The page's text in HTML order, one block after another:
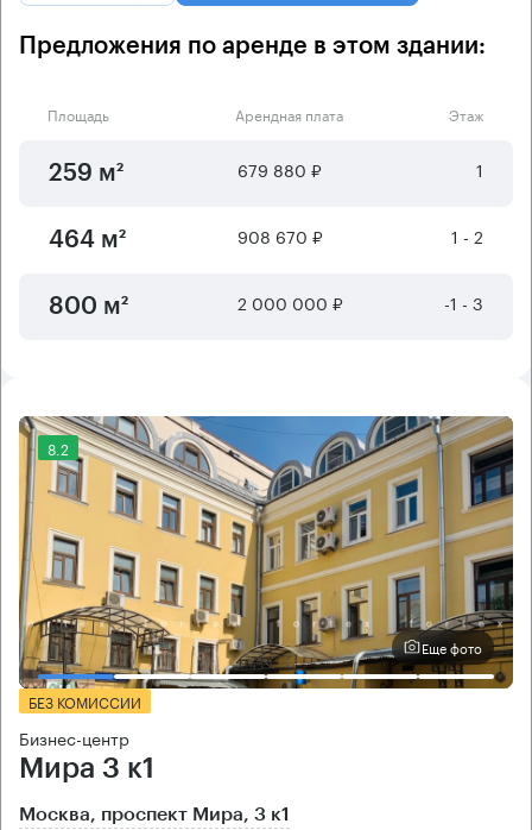
Предложения по аренде в этом здании:
Площадь Арендная плата Этаж
259 м² 679 880 ₽ 1
464 м² 908 670 ₽ 1 - 2
800 м² 2 000 000 ₽ -1 - 3
8.2
Еще фото
БЕЗ КОМИССИИ
Бизнес-центр
Мира 3 к1
Москва, проспект Мира, 3 к1